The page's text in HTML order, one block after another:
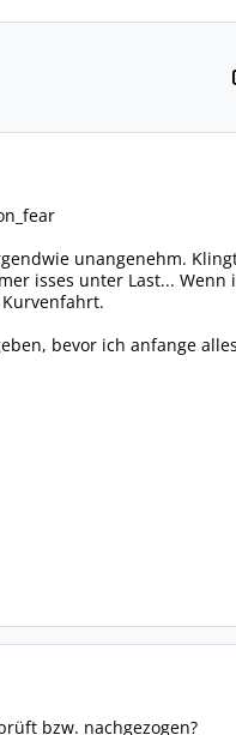
unangenehm.
isses unter Last...
bevor ich anfange
bzw. nachgezogen?